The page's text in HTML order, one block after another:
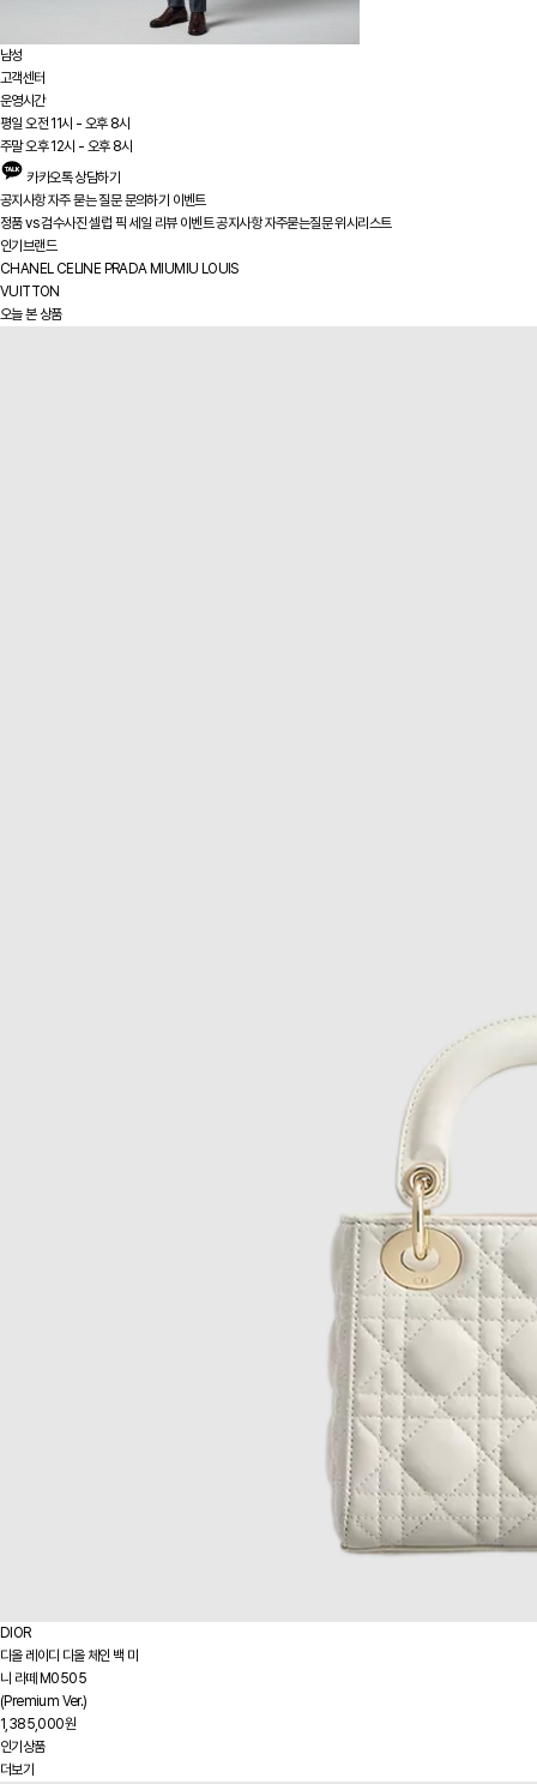
남성
고객센터
운영시간
평일 오전 11시 - 오후 8시
주말 오후 12시 - 오후 8시
카카오톡 상담하기
공지사항자주 묻는 질문문의하기 이벤트
정품 vs검수사진셀럽 픽 세일 리뷰 이벤트공지사항 자주묻는질문위시리스트
인기브랜드
CHANEL CELINE PRADA MIUMIU LOUIS
VUITTON
오늘 본 상품
DIOR
디올 레이디 디올 체인 백 미
니 라떼 M0505
(Premium Ver.)
1,385,000원
인기상품
더보기